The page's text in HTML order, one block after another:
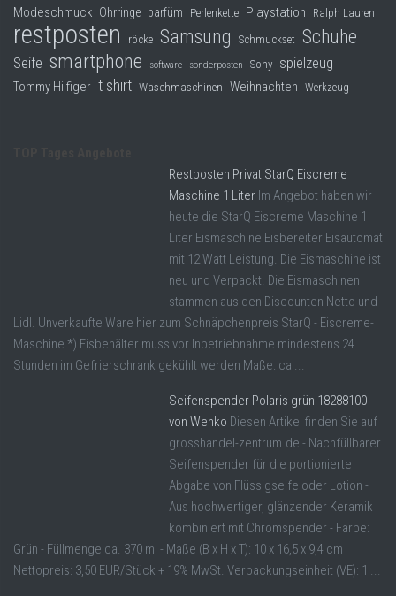
Modeschmuck Ohrringe parfüm Perlenkette Playstation Ralph Lauren
restposten röcke Samsung Schmuckset Schuhe
Seife smartphone software sonderposten Sony spielzeug
Tommy Hilfiger t shirt Waschmaschinen Weihnachten Werkzeug
Restposten Privat StarQ Eiscreme
Maschine 1 Liter Im Angebot haben wir
heute die StarQ Eiscreme Maschine 1
Liter Eismaschine Eisbereiter Eisautomat
mit 12 Watt Leistung. Die Eismaschine ist
neu und Verpackt. Die Eismaschinen
stammen aus den Discounten Netto und
Lidl. Unverkaufte Ware hier zum Schnäpchenpreis StarQ - Eiscreme-
Maschine *) Eisbehälter muss vor Inbetriebnahme mindestens 24
Stunden im Gefrierschrank gekühlt werden Maße: ca ...
Seifenspender Polaris grün 18288100
von Wenko Diesen Artikel finden Sie auf
grosshandel-zentrum.de - Nachfüllbarer
Seifenspender für die portionierte
Abgabe von Flüssigseife oder Lotion -
Aus hochwertiger, glänzender Keramik
kombiniert mit Chromspender - Farbe:
Grün - Füllmenge ca. 370 ml - Maße (B x H x T): 10 x 16,5 x 9,4 cm
Nettopreis: 3,50 EUR/Stück + 19% MwSt. Verpackungseinheit (VE): 1 ...